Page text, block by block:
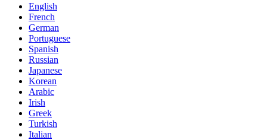
English
French
German
Portuguese
Spanish
Russian
Japanese
Korean
Arabic
Irish
Greek
Turkish
Italian